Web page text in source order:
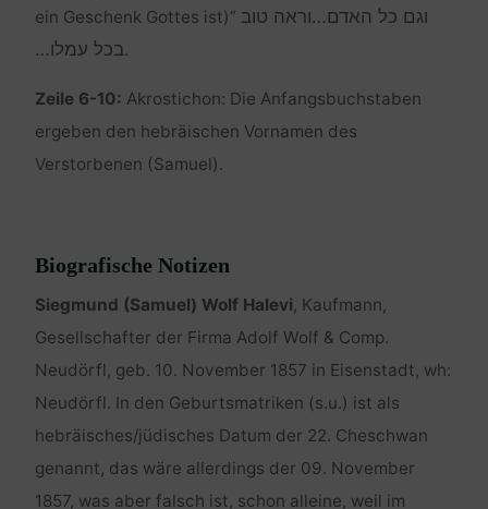
ein Geschenk Gottes ist)” וגם כל האדם…וראה טוב
בכל עמלו….
Zeile 6-10: Akrostichon: Die Anfangsbuchstaben
ergeben den hebräischen Vornamen des
Verstorbenen (Samuel).
Biografische Notizen
Siegmund (Samuel) Wolf Halevi, Kaufmann,
Gesellschafter der Firma Adolf Wolf & Comp.
Neudörfl, geb. 10. November 1857 in Eisenstadt, wh:
Neudörfl. In den Geburtsmatriken (s.u.) ist als
hebräisches/jüdisches Datum der 22. Cheschwan
genannt, das wäre allerdings der 09. November
1857, was aber falsch ist, schon alleine, weil im